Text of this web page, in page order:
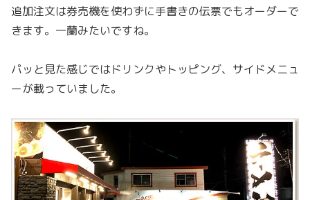
追加注文は券売機を使わずに手書きの伝票でもオーダーで
きます。一蘭みたいですね。
パッと見た感じではドリンクやトッピング、サイドメニュ
ーが載っていました。